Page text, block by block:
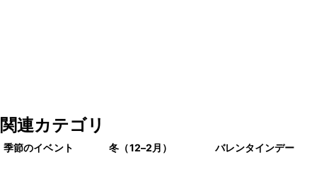
関連カテゴリ
季節のイベント 冬（12–2月） バレンタインデー